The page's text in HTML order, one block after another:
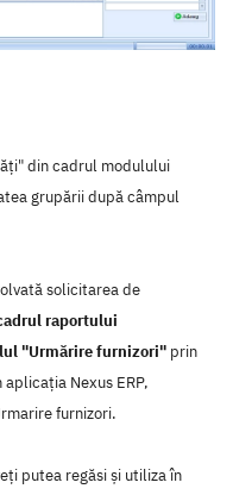
din cadrul modulului
grupării după câmpul
solicitarea de
raportului
"Urmărire furnizori" prin
Nexus ERP,
furnizori.
putea regăsi şi utiliza în